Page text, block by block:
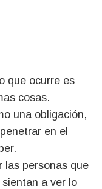
que ocurre es
cosas.
una obligación,
en el
las personas que
a ver lo